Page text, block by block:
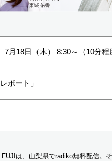
月18日（木） 8:30～（10分程
ポート」
は、山梨県でradiko無料配信。